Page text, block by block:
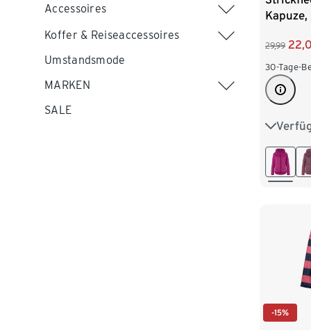
Accessoires
Koffer & Reiseaccessoires
Umstandsmode
MARKEN
SALE
29,99
30-Tage-
XS 32/
M 40/42
-15%